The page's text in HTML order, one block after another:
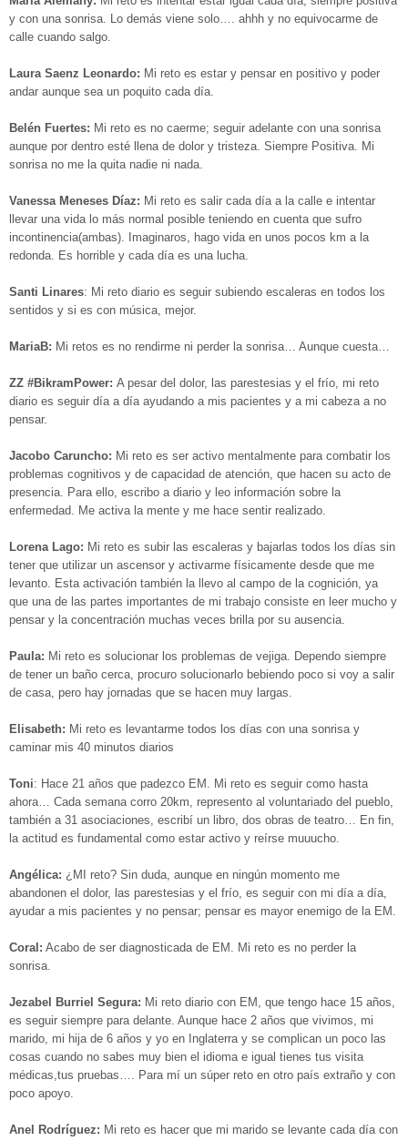
y con una sonrisa. Lo demás viene solo…. ahhh y no equivocarme de
calle cuando salgo.
Laura Saenz Leonardo: Mi reto es estar y pensar en positivo y poder
andar aunque sea un poquito cada día.
Belén Fuertes: Mi reto es no caerme; seguir adelante con una sonrisa
aunque por dentro esté llena de dolor y tristeza. Siempre Positiva. Mi
sonrisa no me la quita nadie ni nada.
Vanessa Meneses Díaz: Mi reto es salir cada día a la calle e intentar
llevar una vida lo más normal posible teniendo en cuenta que sufro
incontinencia(ambas). Imaginaros, hago vida en unos pocos km a la
redonda. Es horrible y cada día es una lucha.
Santi Linares
Mi reto diario es seguir subiendo escaleras en todos los
sentidos y si es con música, mejor.
MariaB: Mi retos es no rendirme ni perder la sonrisa… Aunque cuesta…
ZZ #BikramPower: A pesar del dolor, las parestesias y el frío, mi reto
diario es seguir día a día ayudando a mis pacientes y a mi cabeza a no
pensar.
Jacobo Caruncho: Mi reto es ser activo mentalmente para combatir los
problemas cognitivos y de capacidad de atención, que hacen su acto de
presencia. Para ello, escribo a diario y leo información sobre la
enfermedad. Me activa la mente y me hace sentir realizado.
Lorena Lago: Mi reto es subir las escaleras y bajarlas todos los días sin
tener que utilizar un ascensor y activarme físicamente desde que me
levanto. Esta activación también la llevo al campo de la cognición, ya
que una de las partes importantes de mi trabajo consiste en leer mucho y
pensar y la concentración muchas veces brilla por su ausencia.
Paula: Mi reto es solucionar los problemas de vejiga. Dependo siempre
de tener un baño cerca, procuro solucionarlo bebiendo poco si voy a salir
de casa, pero hay jornadas que se hacen muy largas.
Elisabeth: Mi reto es levantarme todos los días con una sonrisa y
caminar mis 40 minutos diarios
Toni: Hace 21 años que padezco EM. Mi reto es seguir como hasta
ahora… Cada semana corro 20km, represento al voluntariado del pueblo,
también a 31 asociaciones, escribí un libro, dos obras de teatro… En fin,
la actitud es fundamental como estar activo y reírse muuucho.
Angélica: ¿MI reto? Sin duda, aunque en ningún momento me
abandonen el dolor, las parestesias y el frío, es seguir con mi día a día,
ayudar a mis pacientes y no pensar; pensar es mayor enemigo de la EM.
Coral: Acabo de ser diagnosticada de EM. Mi reto es no perder la
sonrisa.
Jezabel Burriel Segura: Mi reto diario con EM, que tengo hace 15 años,
es seguir siempre para delante. Aunque hace 2 años que vivimos, mi
marido, mi hija de 6 años y yo en Inglaterra y se complican un poco las
cosas cuando no sabes muy bien el idioma e igual tienes tus visita
médicas,tus pruebas…. Para mí un súper reto en otro país extraño y con
poco apoyo.
Anel Rodríguez: Mi reto es hacer que mi marido se levante cada día con